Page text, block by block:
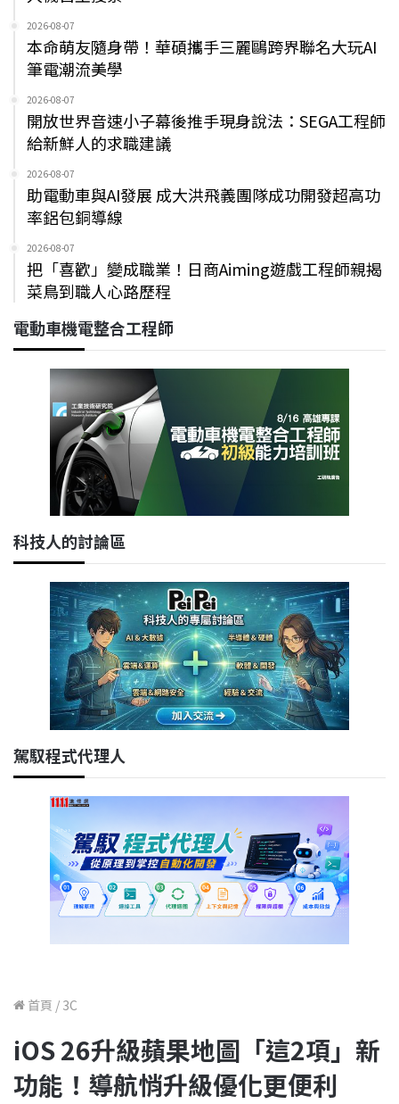
2026-08-07
本命萌友隨身帶！華碩攜手三麗鷗跨界聯名大玩AI
筆電潮流美學
2026-08-07
開放世界音速小子幕後推手現身說法：SEGA工程師
給新鮮人的求職建議
2026-08-07
助電動車與AI發展 成大洪飛義團隊成功開發超高功
率鋁包銅導線
2026-08-07
把「喜歡」變成職業！日商Aiming遊戲工程師親揭
菜鳥到職人心路歷程
電動車機電整合工程師
科技人的討論區
駕馭程式代理人